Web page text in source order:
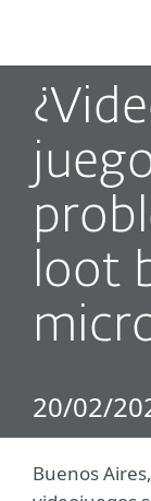
loot
20/02/
Buenos